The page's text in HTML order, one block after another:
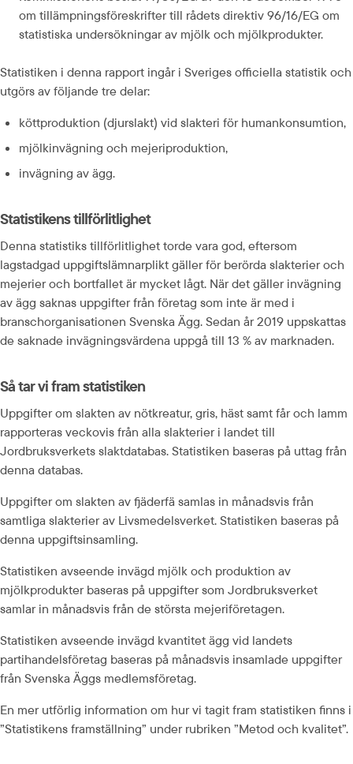
om tillämpningsföreskrifter till rådets direktiv 96/16/EG om
statistiska undersökningar av mjölk och mjölkprodukter.
Statistiken i denna rapport ingår i Sveriges officiella statistik och
utgörs av följande tre delar:
köttproduktion (djurslakt) vid slakteri för humankonsumtion,
mjölkinvägning och mejeriproduktion,
invägning av ägg.
Statistikens tillförlitlighet
Denna statistiks tillförlitlighet torde vara god, eftersom
lagstadgad uppgiftslämnarplikt gäller för berörda slakterier och
mejerier och bortfallet är mycket lågt. När det gäller invägning
av ägg saknas uppgifter från företag som inte är med i
branschorganisationen Svenska Ägg. Sedan år 2019 uppskattas
de saknade invägningsvärdena uppgå till 13 % av marknaden.
Så tar vi fram statistiken
Uppgifter om slakten av nötkreatur, gris, häst samt får och lamm
rapporteras veckovis från alla slakterier i landet till
Jordbruksverkets slaktdatabas. Statistiken baseras på uttag från
denna databas.
Uppgifter om slakten av fjäderfä samlas in månadsvis från
samtliga slakterier av Livsmedelsverket. Statistiken baseras på
denna uppgiftsinsamling.
Statistiken avseende invägd mjölk och produktion av
mjölkprodukter baseras på uppgifter som Jordbruksverket
samlar in månadsvis från de största mejeriföretagen.
Statistiken avseende invägd kvantitet ägg vid landets
partihandelsföretag baseras på månadsvis insamlade uppgifter
från Svenska Äggs medlemsföretag.
En mer utförlig information om hur vi tagit fram statistiken finns i
”Statistikens framställning” under rubriken ”Metod och kvalitet”.